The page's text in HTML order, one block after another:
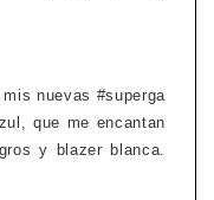
nuevas #superga
que me encantan
y blazer blanca.